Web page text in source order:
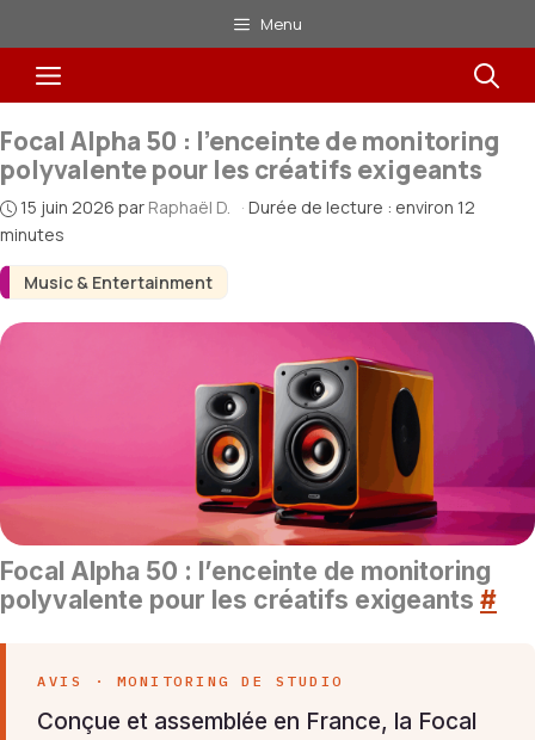
au
contenu
Menu
Menu
Music & Entertainment
Focal Alpha 50 : l’enceinte de monitoring
polyvalente pour les créatifs exigeants
15 juin 2026 par Raphaël D. · Durée de lecture : environ 12
minutes
Focal Alpha 50 : l’enceinte de monitoring
polyvalente pour les créatifs exigeants #
AVIS · MONITORING DE STUDIO
Conçue et assemblée en France, la Focal